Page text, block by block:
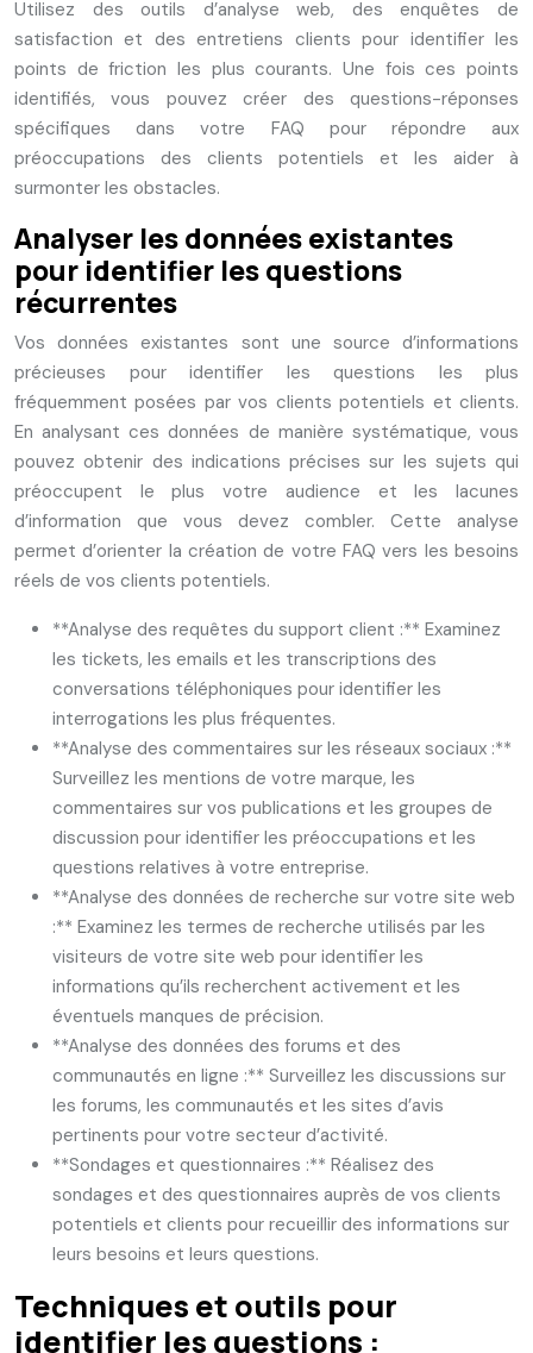
Utilisez des outils d’analyse web, des enquêtes de
satisfaction et des entretiens clients pour identifier les
points de friction les plus courants. Une fois ces points
identifiés, vous pouvez créer des questions-réponses
spécifiques dans votre FAQ pour répondre aux
préoccupations des clients potentiels et les aider à
surmonter les obstacles.
Analyser les données existantes
pour identifier les questions
récurrentes
Vos données existantes sont une source d’informations
précieuses pour identifier les questions les plus
fréquemment posées par vos clients potentiels et clients.
En analysant ces données de manière systématique, vous
pouvez obtenir des indications précises sur les sujets qui
préoccupent le plus votre audience et les lacunes
d’information que vous devez combler. Cette analyse
permet d’orienter la création de votre FAQ vers les besoins
réels de vos clients potentiels.
**Analyse des requêtes du support client :** Examinez
les tickets, les emails et les transcriptions des
conversations téléphoniques pour identifier les
interrogations les plus fréquentes.
**Analyse des commentaires sur les réseaux sociaux :**
Surveillez les mentions de votre marque, les
commentaires sur vos publications et les groupes de
discussion pour identifier les préoccupations et les
questions relatives à votre entreprise.
**Analyse des données de recherche sur votre site web
:** Examinez les termes de recherche utilisés par les
visiteurs de votre site web pour identifier les
informations qu’ils recherchent activement et les
éventuels manques de précision.
**Analyse des données des forums et des
communautés en ligne :** Surveillez les discussions sur
les forums, les communautés et les sites d’avis
pertinents pour votre secteur d’activité.
**Sondages et questionnaires :** Réalisez des
sondages et des questionnaires auprès de vos clients
potentiels et clients pour recueillir des informations sur
leurs besoins et leurs questions.
Techniques et outils pour
identifier les questions :